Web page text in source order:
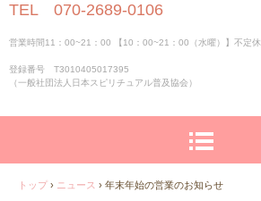
TEL 070-2689-0106
営業時間11：00~21：00 【10：00~21：00（水曜）】不定休
登録番号 T3010405017395
（一般社団法人日本スピリチュアル普及協会）
トップ › ニュース › 年末年始の営業のお知らせ